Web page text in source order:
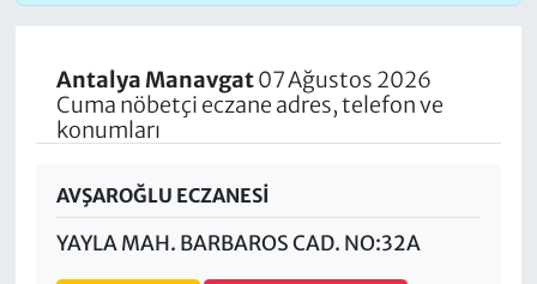
Antalya Manavgat07 Ağustos 2026
Cuma nöbetçi eczane adres, telefon ve
konumları
AVŞAROĞLU ECZANESİ
YAYLA MAH. BARBAROS CAD. NO:32A